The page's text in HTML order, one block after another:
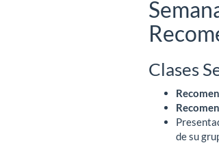
Clases
de su